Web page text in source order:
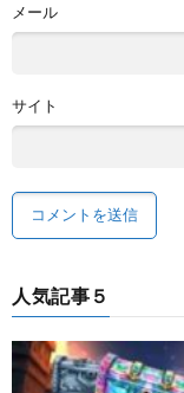
メール
サイト
人気記事５